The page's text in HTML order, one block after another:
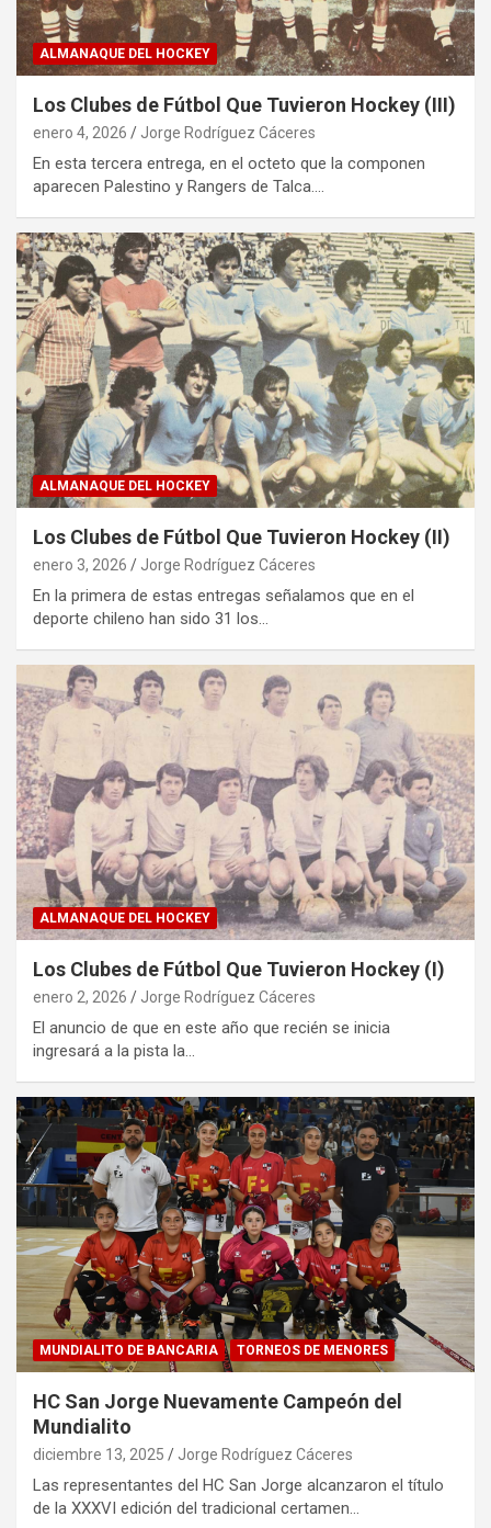
ALMANAQUE DEL HOCKEY
Los Clubes de Fútbol Que Tuvieron Hockey (III)
enero 4, 2026 Jorge Rodríguez Cáceres
En esta tercera entrega, en el octeto que la componen
aparecen Palestino y Rangers de Talca.…
ALMANAQUE DEL HOCKEY
Los Clubes de Fútbol Que Tuvieron Hockey (II)
enero 3, 2026 Jorge Rodríguez Cáceres
En la primera de estas entregas señalamos que en el
deporte chileno han sido 31 los…
ALMANAQUE DEL HOCKEY
Los Clubes de Fútbol Que Tuvieron Hockey (I)
enero 2, 2026 Jorge Rodríguez Cáceres
El anuncio de que en este año que recién se inicia
ingresará a la pista la…
MUNDIALITO DE BANCARIA TORNEOS DE MENORES
HC San Jorge Nuevamente Campeón del
Mundialito
diciembre 13, 2025 Jorge Rodríguez Cáceres
Las representantes del HC San Jorge alcanzaron el título
de la XXXVI edición del tradicional certamen…